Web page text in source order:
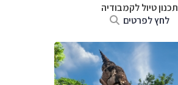
תכנון טיוללקמבודיה
לחץ לפרטים